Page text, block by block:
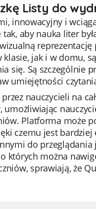
Listy do
innowacyjny i
aby nauka liter
jak i w domu,
się. Są szczególnie
umiejętności
nauczycieli na
Platforma może
czemu jest
do
których można
sprawiają, że